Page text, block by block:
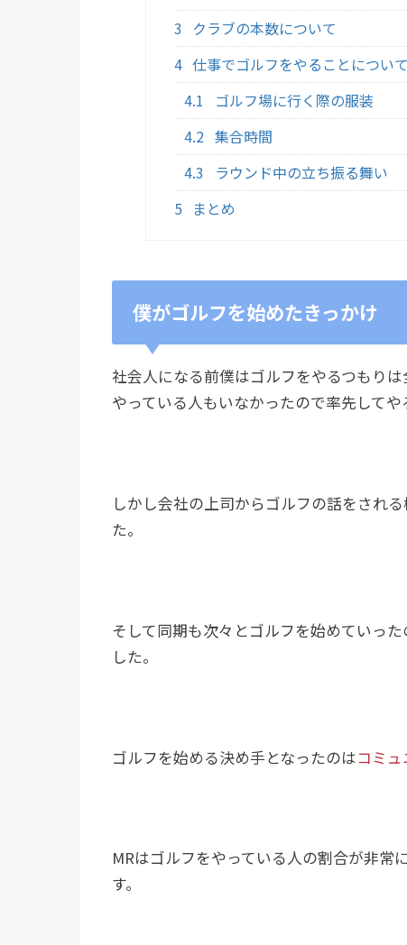
3
クラブの本数について
4 仕事でゴルフをやることについて
4.1
ゴルフ場に行く際の服装
4.2 集合時間
4.3
ラウンド中の立ち振る舞い
5
まとめ
僕がゴルフを始めたきっかけ
社会人になる前僕はゴルフをやるつもり
やっている人もいなかったので率先してや
しかし会社の上司からゴルフの話をされ
た。
そして同期も次々とゴルフを始めていっ
した。
ゴルフを始める決め手となったのはコミ
MRはゴルフをやっている人の割合が非常
す。